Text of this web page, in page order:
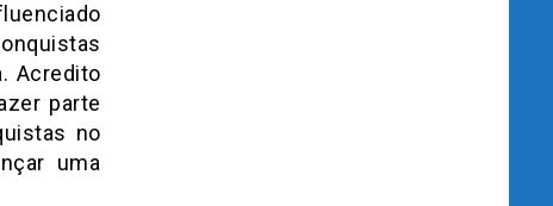
Acredito
parte
no
uma